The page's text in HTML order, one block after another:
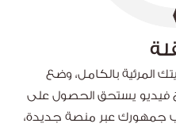
المرئية بالكامل، وضع
فيديو يستحق الحصول على
جمهورك عبر منصة جديدة،